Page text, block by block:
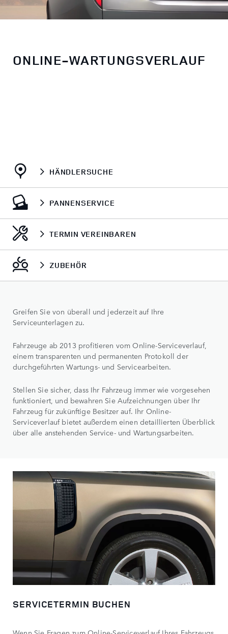
ONLINE-WARTUNGSVERLAUF
HÄNDLERSUCHE
PANNENSERVICE
TERMIN VEREINBAREN
ZUBEHÖR
Greifen Sie von überall und jederzeit auf Ihre
Serviceunterlagen zu.
Fahrzeuge ab 2013 profitieren vom Online-Serviceverlauf,
einem transparenten und permanenten Protokoll der
durchgeführten Wartungs- und Servicearbeiten.
Stellen Sie sicher, dass Ihr Fahrzeug immer wie vorgesehen
funktioniert, und bewahren Sie Aufzeichnungen über Ihr
Fahrzeug für zukünftige Besitzer auf. Ihr Online-
Serviceverlauf bietet außerdem einen detaillierten Überblick
über alle anstehenden Service- und Wartungsarbeiten.
SERVICETERMIN BUCHEN